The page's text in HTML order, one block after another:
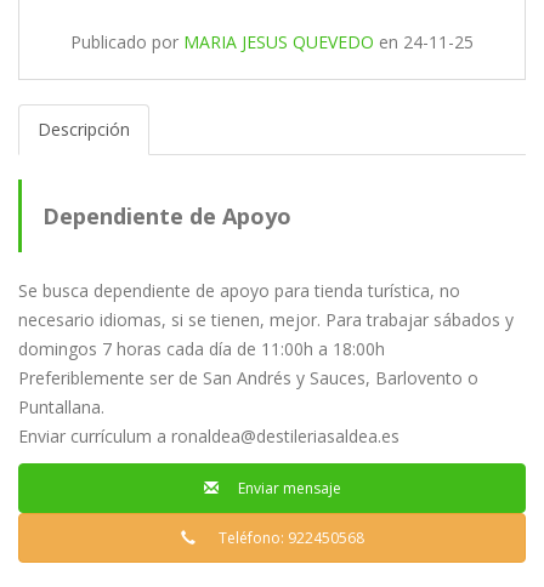
Publicado por MARIA JESUS QUEVEDO en 24-11-25
Descripción
Dependiente de Apoyo
Se busca dependiente de apoyo para tienda turística, no
necesario idiomas, si se tienen, mejor. Para trabajar sábados y
domingos 7 horas cada día de 11:00h a 18:00h
Preferiblemente ser de San Andrés y Sauces, Barlovento o
Puntallana.
Enviar currículum a ronaldea@destileriasaldea.es
Enviar mensaje
Teléfono: 922450568